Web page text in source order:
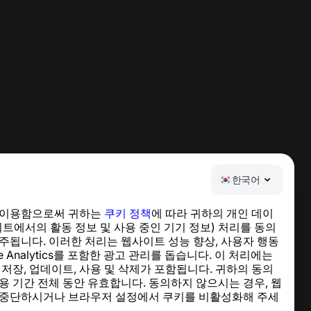
한국어
용함으로써 귀하는 쿠키 정책에 따라 귀하의 개인 데이
에서의 활동 정보 및 사용 중인 기기 정보) 처리를 동의
됩니다. 이러한 처리는 웹사이트 성능 향상, 사용자 행동
Analytics를 포함한 광고 관리를 돕습니다. 이 처리에는
장, 업데이트, 사용 및 삭제가 포함됩니다. 귀하의 동의
기간 전체 동안 유효합니다. 동의하지 않으시는 경우, 웹
단하시거나 브라우저 설정에서 쿠키를 비활성화해 주세
도움말 센터
뉴스 및 기사
프로젝트 소개
연락처